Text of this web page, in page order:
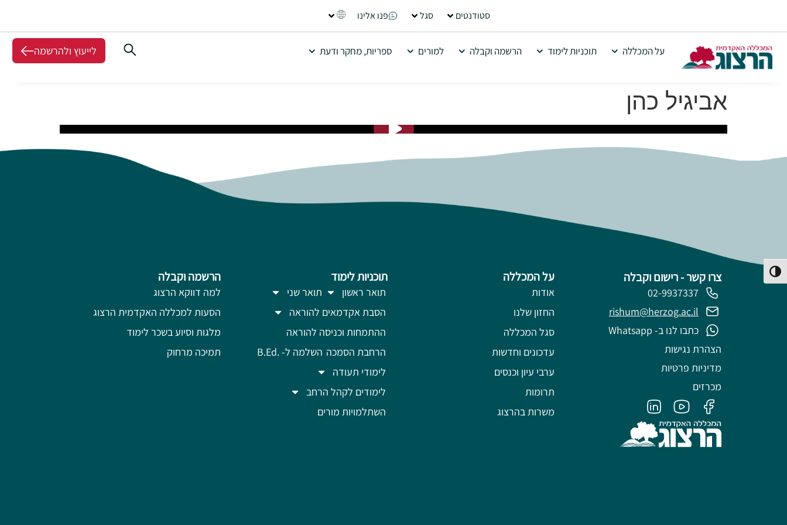
הפעל/כבה ניגודיות גבוהה
סטודנטים סגל פנו אלינו
על המכללה תוכניות לימוד הרשמה וקבלה למורים ספריות, מחקר ודעת לייעוץ ולהרשמה
אביגיל כהן
צרו קשר - רישום וקבלה
02-9937337
rishum@herzog.ac.il
כתבו לנו ב- Whatsapp
הצהרת נגישות
מדיניות פרטיות
מכרזים
על המכללה
אודות
החזון שלנו
סגל המכללה
עדכונים וחדשות
ערבי עיון וכנסים
תרומות
משרות בהרצוג
תוכניות לימוד
תואר ראשון
תואר שני
הסבת אקדמאים להוראה
ההתמחות וכניסה להוראה
הרחבת הסמכה השלמה ל- .B.Ed
לימודי תעודה
לימודים לקהל הרחב
השתלמויות מורים
הרשמה וקבלה
למה דווקא הרצוג
הסעות למכללה האקדמית הרצוג
מלגות וסיוע בשכר לימוד
תמיכה מרחוק